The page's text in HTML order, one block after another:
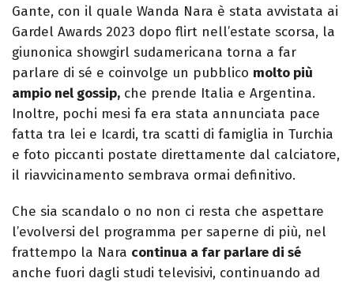
Gante, con il quale Wanda Nara è stata avvistata ai
Gardel Awards 2023 dopo flirt nell’estate scorsa, la
giunonica showgirl sudamericana torna a far
parlare di sé e coinvolge un pubblico molto più
ampio nel gossip, che prende Italia e Argentina.
Inoltre, pochi mesi fa era stata annunciata pace
fatta tra lei e Icardi, tra scatti di famiglia in Turchia
e foto piccanti postate direttamente dal calciatore,
il riavvicinamento sembrava ormai definitivo.
Che sia scandalo o no non ci resta che aspettare
l’evolversi del programma per saperne di più, nel
frattempo la Nara continua a far parlare di sé
anche fuori dagli studi televisivi, continuando ad